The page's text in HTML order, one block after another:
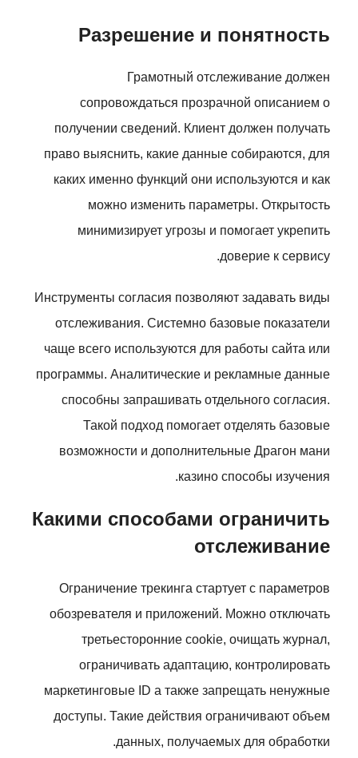
Разрешение и понятность
Грамотный отслеживание должен
сопровождаться прозрачной описанием о
получении сведений. Клиент должен получать
право выяснить, какие данные собираются, для
каких именно функций они используются и как
можно изменить параметры. Открытость
минимизирует угрозы и помогает укрепить
доверие к сервису.
Инструменты согласия позволяют задавать виды
отслеживания. Системно базовые показатели
чаще всего используются для работы сайта или
программы. Аналитические и рекламные данные
способны запрашивать отдельного согласия.
Такой подход помогает отделять базовые
возможности и дополнительные Драгон мани
казино способы изучения.
Какими способами ограничить
отслеживание
Ограничение трекинга стартует с параметров
обозревателя и приложений. Можно отключать
третьесторонние cookie, очищать журнал,
ограничивать адаптацию, контролировать
маркетинговые ID а также запрещать ненужные
доступы. Такие действия ограничивают объем
данных, получаемых для обработки.